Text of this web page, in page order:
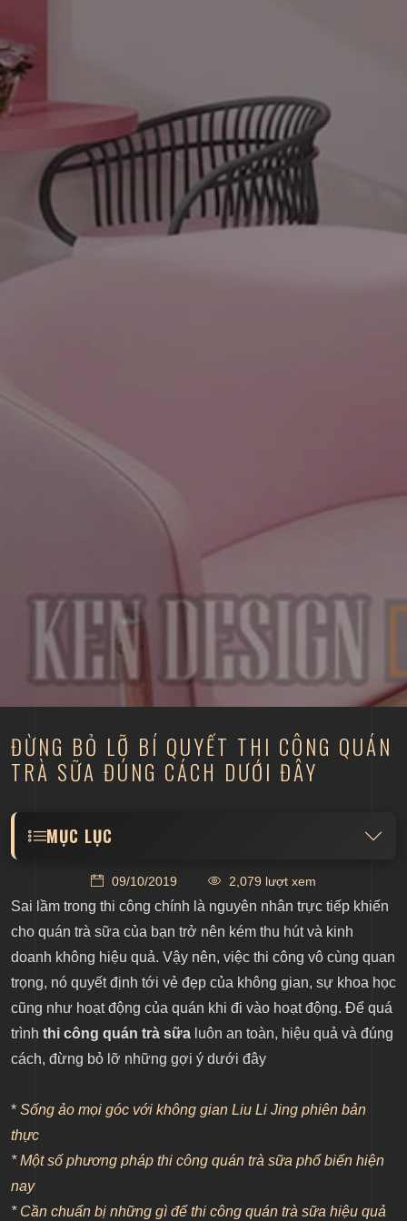
ĐỪNG BỎ LỠ BÍ QUYẾT THI CÔNG QUÁN
TRÀ SỮA ĐÚNG CÁCH DƯỚI ĐÂY
MỤC LỤC
Tìm kiếm phương pháp thi công quán trà sữa phù
hợp
Thi công quán trà sữa từ các đơn vi chuyên nghiệp
09/10/2019 2,079 lượt xem
Sai lầm trong thi công chính là nguyên nhân trực tiếp khiến
cho quán trà sữa của bạn trở nên kém thu hút và kinh
doanh không hiệu quả. Vậy nên, việc thi công vô cùng quan
trọng, nó quyết định tới vẻ đẹp của không gian, sự khoa học
cũng như hoạt động của quán khi đi vào hoạt động. Để quá
trình thi công quán trà sữa luôn an toàn, hiệu quả và đúng
cách, đừng bỏ lỡ những gợi ý dưới đây
* Sống ảo mọi góc với không gian Liu Li Jing phiên bản
thực
*Một số phương pháp thi công quán trà sữa phổ biến hiện
nay
* Cần chuẩn bị những gì để thi công quán trà sữa hiệu quả